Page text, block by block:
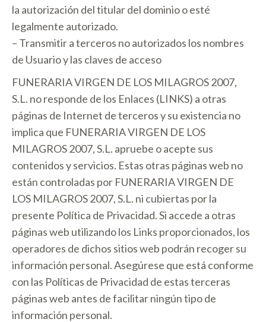
la autorización del titular del dominio o esté
legalmente autorizado.
– Transmitir a terceros no autorizados los nombres
de Usuario y las claves de acceso
FUNERARIA VIRGEN DE LOS MILAGROS 2007,
S.L. no responde de los Enlaces (LINKS) a otras
páginas de Internet de terceros y su existencia no
implica que FUNERARIA VIRGEN DE LOS
MILAGROS 2007, S.L. apruebe o acepte sus
contenidos y servicios. Estas otras páginas web no
están controladas por FUNERARIA VIRGEN DE
LOS MILAGROS 2007, S.L. ni cubiertas por la
presente Política de Privacidad. Si accede a otras
páginas web utilizando los Links proporcionados, los
operadores de dichos sitios web podrán recoger su
información personal. Asegúrese que está conforme
con las Políticas de Privacidad de estas terceras
páginas web antes de facilitar ningún tipo de
información personal.